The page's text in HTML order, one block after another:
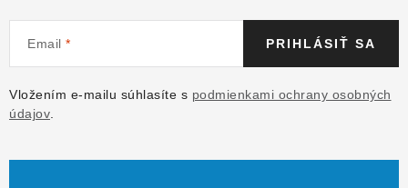
Email
Vložením e-mailu súhlasíte s podmienkami ochrany osobných
údajov
PRIHLÁSIŤ SA